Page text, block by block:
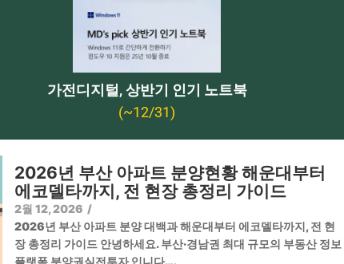
가전디지털, 상반기 인기 노트북
(~12/31)
2026년 부산 아파트 분양현황 해운대부터
에코델타까지, 전 현장 총정리 가이드
2월 12, 2026 /
2026년 부산 아파트 분양 대백과 해운대부터 에코델타까지, 전 현
장 총정리 가이드 안녕하세요. 부산·경남권 최대 규모의 부동산 정보